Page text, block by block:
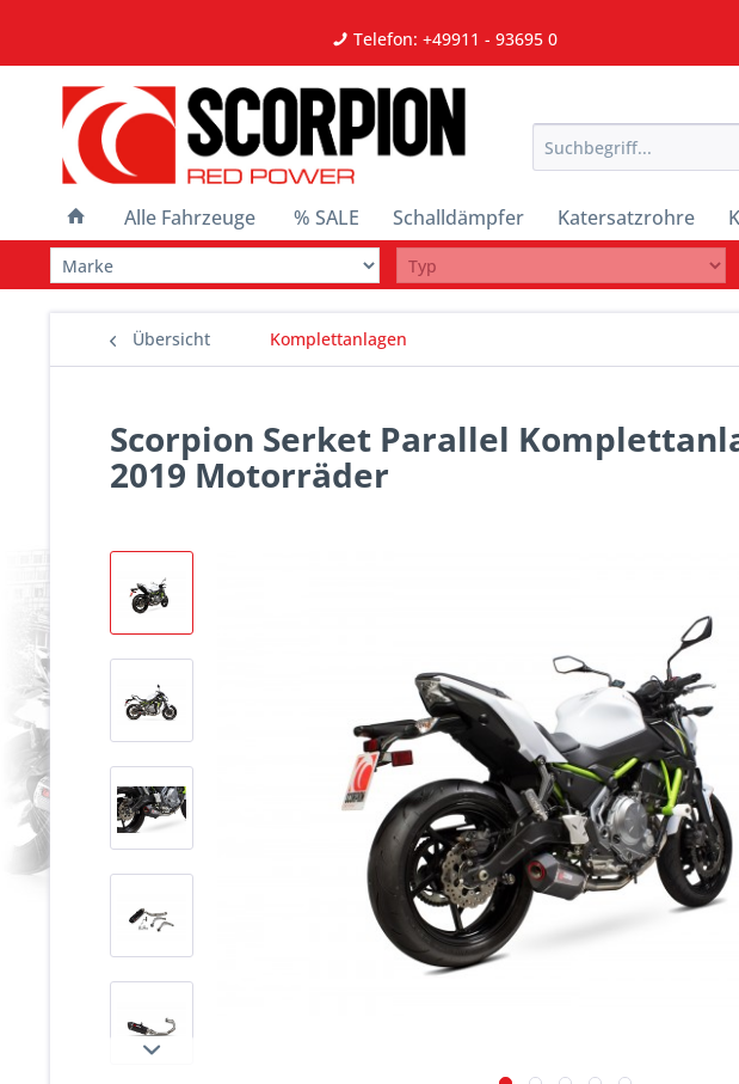
Telefon: +49911 - 93695 0
Alle Fahrzeuge % SALE Schalldämpfer Katersatzrohre
Übersicht Komplettanlagen
Scorpion Serket Parallel
2019 Motorräder